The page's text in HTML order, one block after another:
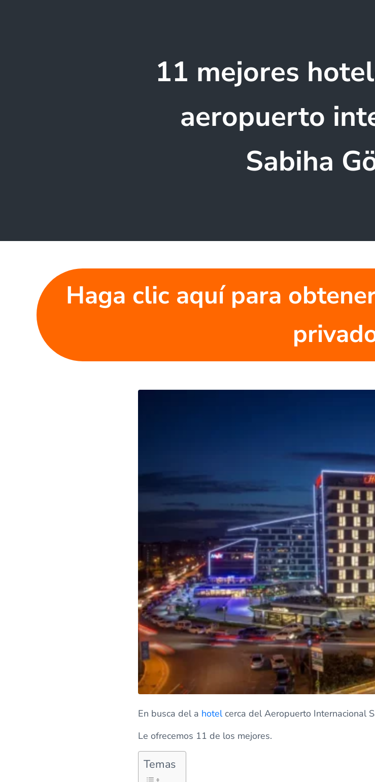
11 mejores
aeropuerto
Sabiha
Haga clic aquí para
En busca del a hotelcerca del Aeropuerto Internacional
Le ofrecemos 11 de los mejores.
Temas